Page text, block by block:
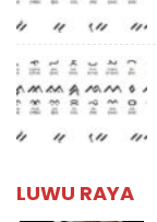
LUWU RAYA